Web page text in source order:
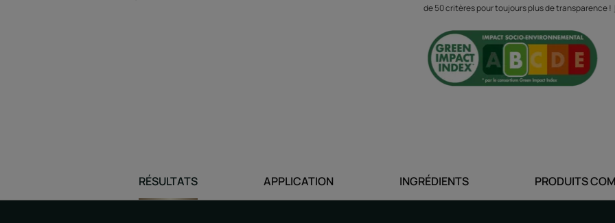
Bénéfices
de 50 critères pour toujours plus de transparence !
RÉSULTATS APPLICATION INGRÉDIENTS PRODUITS